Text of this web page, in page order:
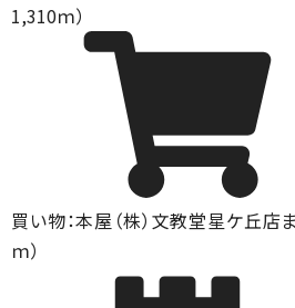
1,310ｍ）
買い物：本屋 （株）文教堂星ケ丘
ｍ）